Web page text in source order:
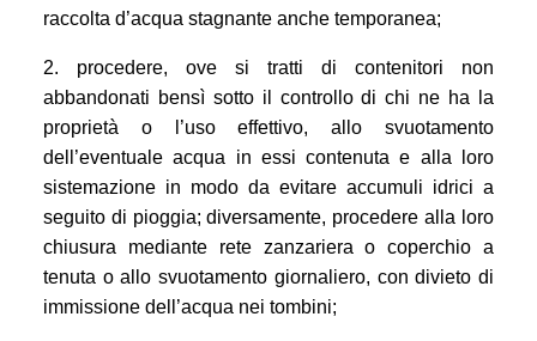
raccolta d’acqua stagnante anche temporanea;
2. procedere, ove si tratti di contenitori non
abbandonati bensì sotto il controllo di chi ne ha la
proprietà o l’uso effettivo, allo svuotamento
dell’eventuale acqua in essi contenuta e alla loro
sistemazione in modo da evitare accumuli idrici a
seguito di pioggia; diversamente, procedere alla loro
chiusura mediante rete zanzariera o coperchio a
tenuta o allo svuotamento giornaliero, con divieto di
immissione dell’acqua nei tombini;